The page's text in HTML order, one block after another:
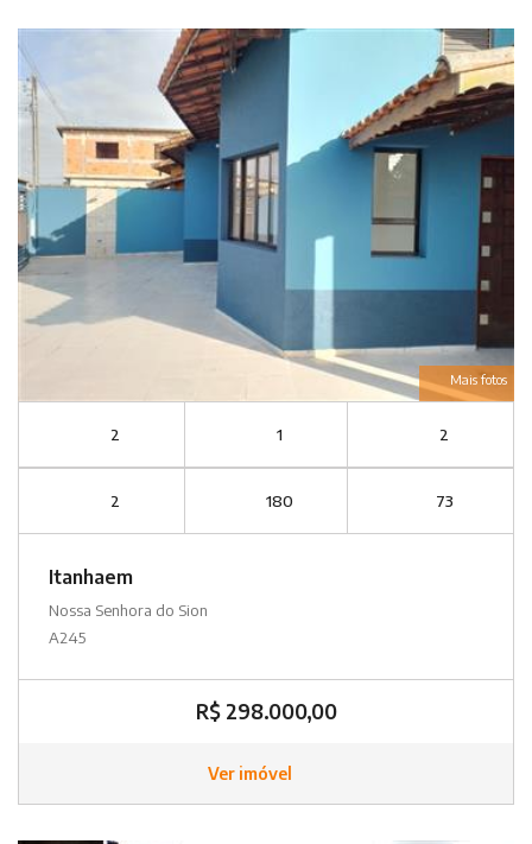
Mais fotos
2 1 2
2 180 73
Itanhaem
Nossa Senhora do Sion
A245
R$ 298.000,00
Ver imóvel